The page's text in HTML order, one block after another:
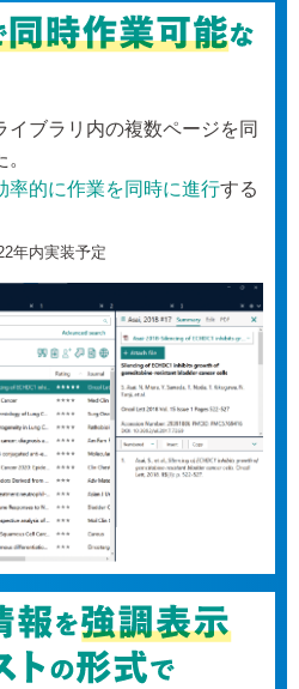
イブラリ内の複数ページを同
率的に作業を同時に進行する
年内実装予定